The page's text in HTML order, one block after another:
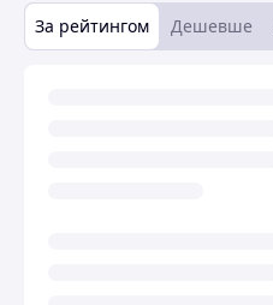
За рейтингом Дешевше